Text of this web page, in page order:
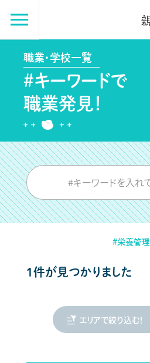
職業・学校一覧
#キーワードで
職業発見！
#栄養管理
1件が見つかりました